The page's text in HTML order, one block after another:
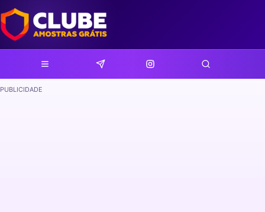
PUBLICIDADE